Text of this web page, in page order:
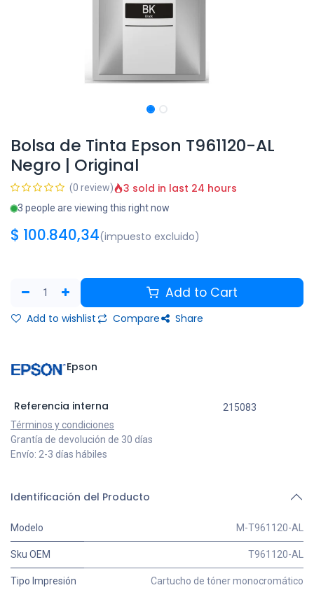
Bolsa de Tinta Epson T961120-AL
Negro | Original
(0 review) 3 sold in last 24 hours
3 people are viewing this right now
$ 100.840,34(impuesto excluido)
Add to Cart
Add to wishlist Compare Share
Epson
Referencia interna
215083
Términos y condiciones
Grantía de devolución de 30 días
Envío: 2-3 días hábiles
Identificación del Producto
Modelo M-T961120-AL
Sku OEM T961120-AL
Tipo Impresión Cartucho de tóner monocromático